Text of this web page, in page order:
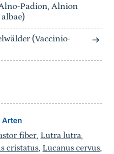
Padion, Alnion
(Vaccinio-
Arten
fiber, Lutra lutra,
cristatus, Lucanus cervus,